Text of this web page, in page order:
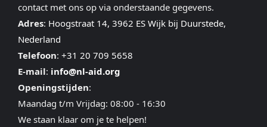
contact met ons op via onderstaande gegevens.
Adres: Hoogstraat 14, 3962 ES Wijk bij Duurstede,
Nederland
Telefoon: +31 20 709 5658
E-mail: info@nl-aid.org
Openingstijden:
Maandag t/m Vrijdag: 08:00 - 16:30
We staan klaar om je te helpen!